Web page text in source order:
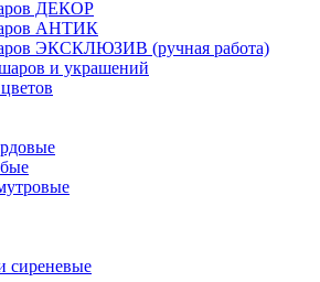
ДЕКОР
АНТИК
ЭКСКЛЮЗИВ (ручная работа)
и украшений
сиреневые